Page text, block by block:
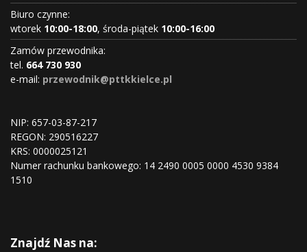
Biuro czynne:
wtorek 10:00-18:00, środa-piątek 10:00-16:00
Zamów przewodnika:
tel. 664 730 930
e-mail: przewodnik@pttkkielce.pl
NIP: 657-03-87-217
REGON: 290516227
KRS: 0000025121
Numer rachunku bankowego: 14 2490 0005 0000 4530 9384
1510
Znajdź Nas na: